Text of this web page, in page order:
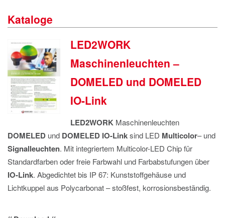
DATENSCHUTZ
Kataloge
LED2WORK
Maschinenleuchten –
DOMELED und DOMELED
IO-Link
LED2WORKMaschinenleuchten
DOMELED und DOMELED IO-Linksind LED Multicolor– und
Signalleuchten. Mit integriertem Multicolor-LED Chip für
Standardfarben oder freie Farbwahl und Farbabstufungen über
IO-Link. Abgedichtet bis IP 67: Kunststoffgehäuse und
Lichtkuppel aus Polycarbonat – stoßfest, korrosionsbeständig.